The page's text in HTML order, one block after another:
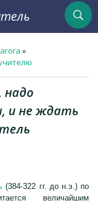
»
надо
и не ждать
(384-322 гг. до н.э.) по
величайшим